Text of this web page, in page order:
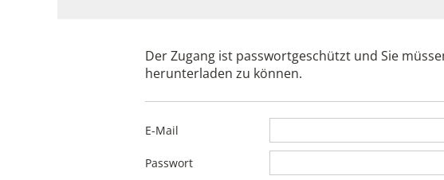
Der Zugang ist passwortgeschützt und Sie
herunterladen zu können.
E-Mail
Passwort